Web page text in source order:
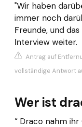
"Wir haben
immer noch
Freunde, und
Interview weiter.
Antrag auf
vollständige Antwort
Wer ist
“ Draco nahm